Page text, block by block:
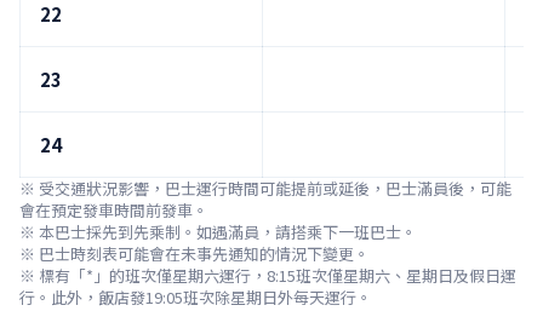
22
23
24
※ 受交通狀況影響，巴士運行時間可能提前或延後，巴士滿員後，可能
會在預定發車時間前發車。
※ 本巴士採先到先乘制。如遇滿員，請搭乘下一班巴士。
※ 巴士時刻表可能會在未事先通知的情況下變更。
※ 標有「*」的班次僅星期六運行，8:15班次僅星期六、星期日及假日運
行。此外，飯店發19:05班次除星期日外每天運行。